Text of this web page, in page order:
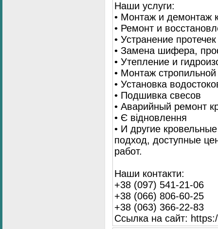
Наши услуги:
• Монтаж и демонтаж
• Ремонт и
• Устранение протечек
• Замена шифера,
• Утепление и
• Монтаж
• Установка
• Подшивка свесов
• Аварийный ремонт
• Є відновлення
• И другие
подход, доступные
работ.
Наши контакти:
+38 (097) 541-21-06
+38 (066) 806-60-25
+38 (063) 366-22-83
Ссылка на сайт: